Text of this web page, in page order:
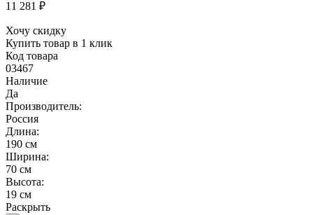
11 281 ₽
Хочу скидку
Купить товар в 1 клик
Код товара
03467
Наличие
Да
Производитель:
Россия
Длина:
190 см
Ширина:
70 см
Высота:
19 см
Раскрыть